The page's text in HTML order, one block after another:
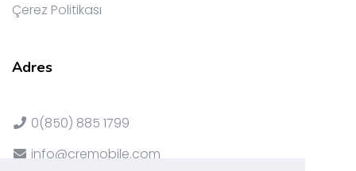
Çerez Politikası
Adres
0(850) 885 1799
info@cremobile.com